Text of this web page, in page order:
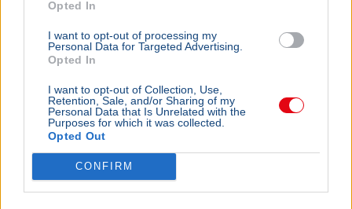
Opted In
I want to opt-out of processing my
Personal Data for Targeted Advertising.
Opted In
I want to opt-out of Collection, Use,
Retention, Sale, and/or Sharing of my
Personal Data that Is Unrelated with the
Purposes for which it was collected.
Opted Out
CONFIRM